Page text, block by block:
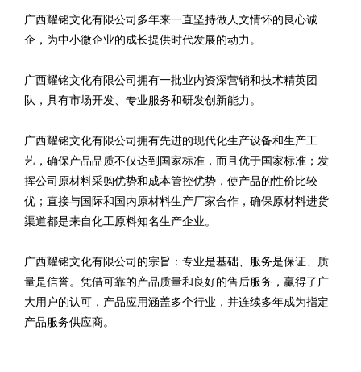
广西耀铭文化有限公司多年来一直坚持做人文情怀的良心诚
企，为中小微企业的成长提供时代发展的动力。
广西耀铭文化有限公司拥有一批业内资深营销和技术精英团
队，具有市场开发、专业服务和研发创新能力。
广西耀铭文化有限公司拥有先进的现代化生产设备和生产工
艺，确保产品品质不仅达到国家标准，而且优于国家标准；发
挥公司原材料采购优势和成本管控优势，使产品的性价比较
优；直接与国际和国内原材料生产厂家合作，确保原材料进货
渠道都是来自化工原料知名生产企业。
广西耀铭文化有限公司的宗旨：专业是基础、服务是保证、质
量是信誉。凭借可靠的产品质量和良好的售后服务，赢得了广
大用户的认可，产品应用涵盖多个行业，并连续多年成为指定
产品服务供应商。